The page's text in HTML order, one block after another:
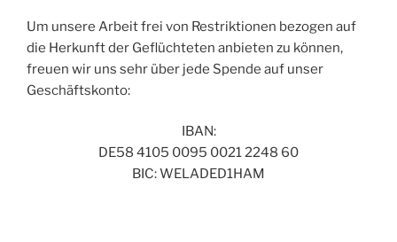
Um unsere Arbeit frei von Restriktionen bezogen auf
die Herkunft der Geflüchteten anbieten zu können,
freuen wir uns sehr über jede Spende auf unser
Geschäftskonto:
IBAN:
DE58 4105 0095 0021 2248 60
BIC: WELADED1HAM